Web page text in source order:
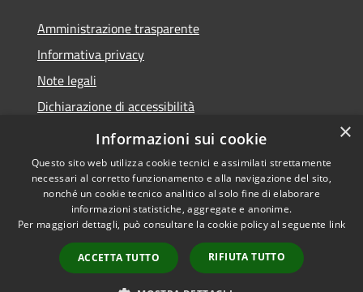
Amministrazione trasparente
Informativa privacy
Note legali
Dichiarazione di accessibilità
Piano di miglioramento dei servizi
Accessibilità
Copyright © 2026 • Comune di
Borgo Valbelluna • Powered by
Municipium•
Accesso
redazione
×
Informazioni sui cookie
Questo sito web utilizza cookie tecnici e assimilati strettamente
necessari al corretto funzionamento e alla navigazione del sito,
nonché un cookie tecnico analitico al solo fine di elaborare
informazioni statistiche, aggregate e anonime.
Per maggiori dettagli, può consultare la cookie policy al seguente link
ACCETTA TUTTO RIFIUTA TUTTO